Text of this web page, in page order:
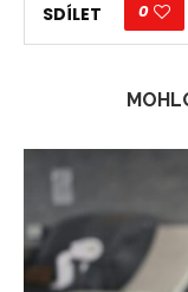
SDÍLET 0